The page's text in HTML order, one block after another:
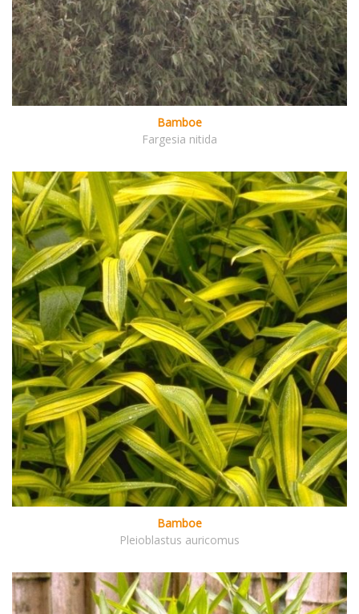
Bamboe
Fargesia nitida
Bamboe
Pleioblastus auricomus